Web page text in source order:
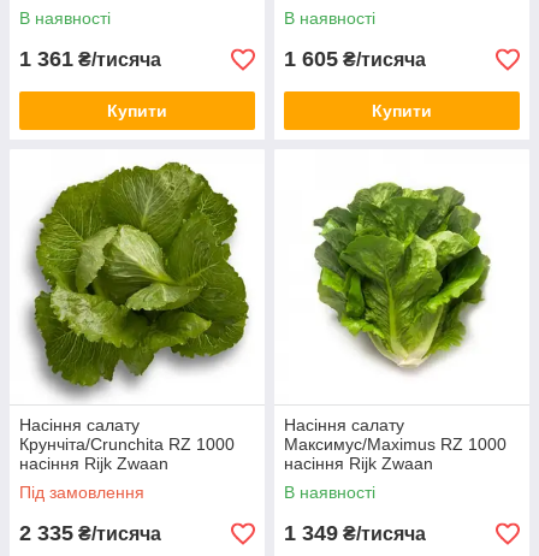
В наявності
1 361 ₴/тисяча
Купити
В наявності
1 605 ₴/тисяча
Купити
Насіння салату
Крунчіта/Crunchita RZ 1000
насіння Rijk Zwaan
Під замовлення
2 335 ₴/тисяча
Насіння салату
Максимус/Maximus RZ 1000
насіння Rijk Zwaan
В наявності
1 349 ₴/тисяча